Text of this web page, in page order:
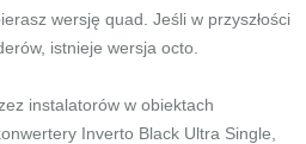
wersję quad. Jeśli w przyszłości
istnieje wersja octo.
instalatorów w obiektach
Inverto Black Ultra Single,